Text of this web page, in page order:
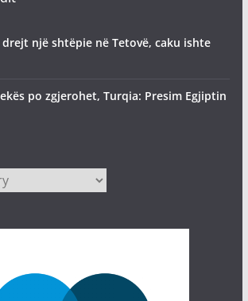
një shtëpie në Tetovë, caku ishte
po zgjerohet, Turqia: Presim Egjiptin